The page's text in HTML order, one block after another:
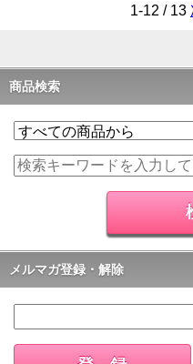
1-12 / 13
商品検索
メルマガ登録・解除